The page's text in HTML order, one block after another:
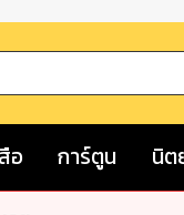
อ การ์ตูน นิต